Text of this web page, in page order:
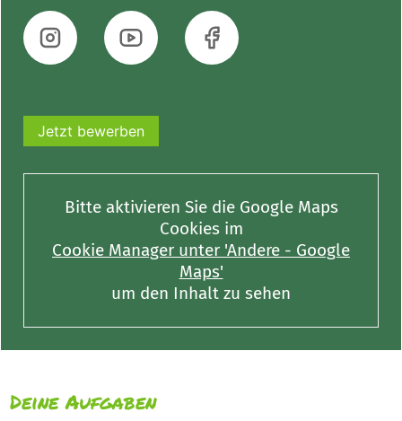
Jetzt bewerben
Bitte aktivieren Sie die Google Maps
Cookies im
Cookie Manager unter 'Andere - Google
Maps'
um den Inhalt zu sehen
Deine Aufgaben